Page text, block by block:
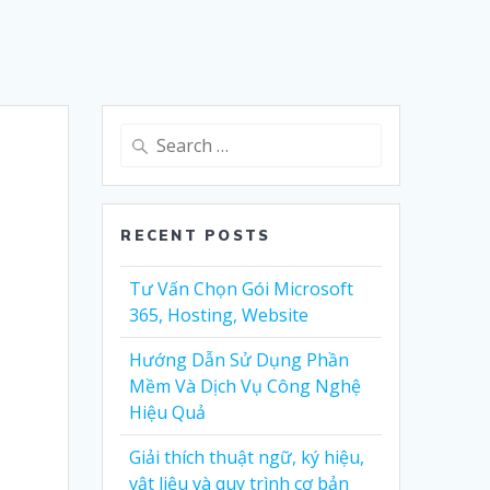
Search
RECENT POSTS
Tư Vấn Chọn Gói Microsoft
365, Hosting, Website
Hướng Dẫn Sử Dụng Phần
Mềm Và Dịch Vụ Công Nghệ
Hiệu Quả
Giải thích thuật ngữ, ký hiệu,
vật liệu và quy trình cơ bản